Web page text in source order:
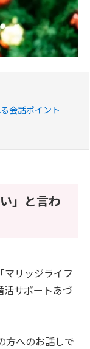
会話ポイント
」と言わ
マリッジライフ
活サポートあづ
方へのお話しで